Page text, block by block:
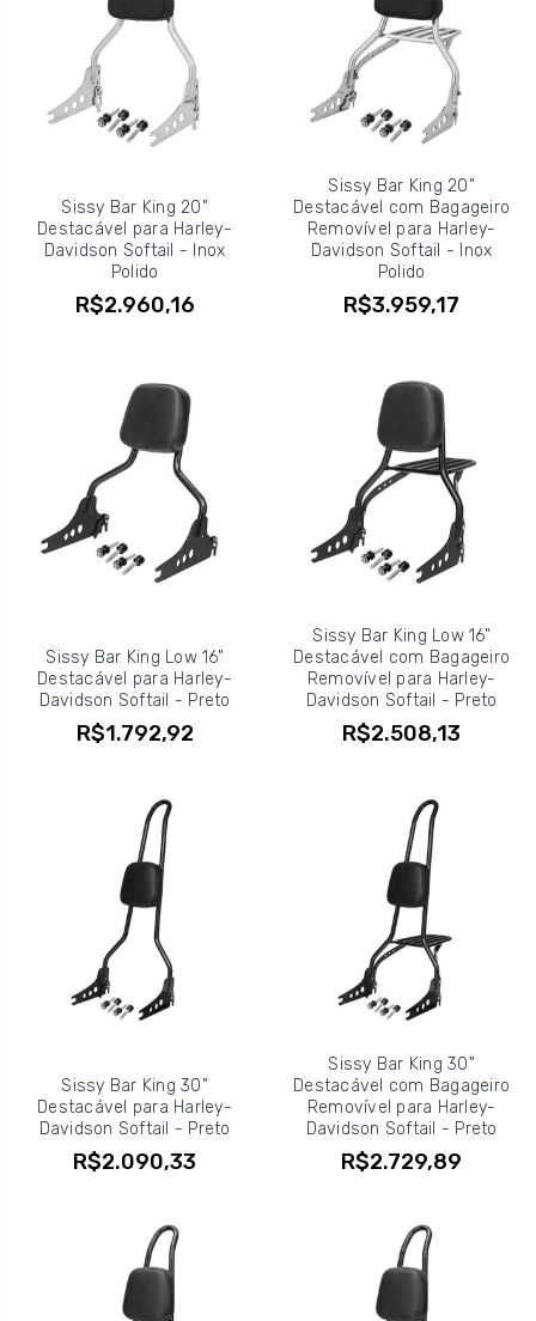
Sissy Bar King 20"
Destacável para Harley-
Davidson Softail - Inox
Polido
R$2.960,16
Sissy Bar King 20"
Destacável com Bagageiro
Removível para Harley-
Davidson Softail - Inox
Polido
R$3.959,17
Sissy Bar King Low 16"
Destacável para Harley-
Davidson Softail - Preto
R$1.792,92
Sissy Bar King Low 16"
Destacável com Bagageiro
Removível para Harley-
Davidson Softail - Preto
R$2.508,13
Sissy Bar King 30"
Destacável para Harley-
Davidson Softail - Preto
R$2.090,33
Sissy Bar King 30"
Destacável com Bagageiro
Removível para Harley-
Davidson Softail - Preto
R$2.729,89